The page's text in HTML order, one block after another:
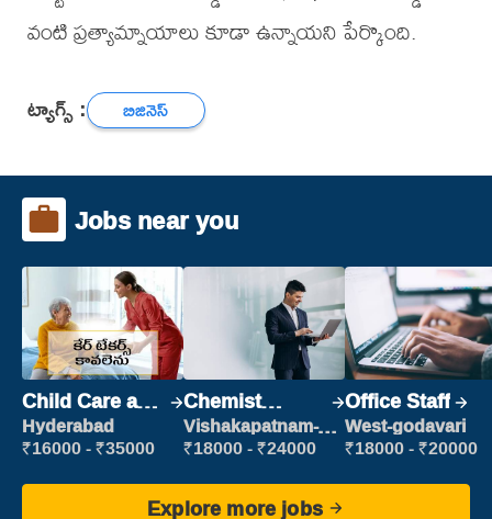
వంటి ప్రత్యామ్నాయాలు కూడా ఉన్నాయని పేర్కొంది.
ట్యాగ్స్ : బిజినెస్
Jobs near you
Child Care and
Patient care
Hyderabad
₹16000 - ₹35000
Chemist
Production
Executive
Vishakapatnam-
new
₹18000 - ₹24000
Office Staff
West-godavari
₹18000 - ₹20000
Explore more jobs